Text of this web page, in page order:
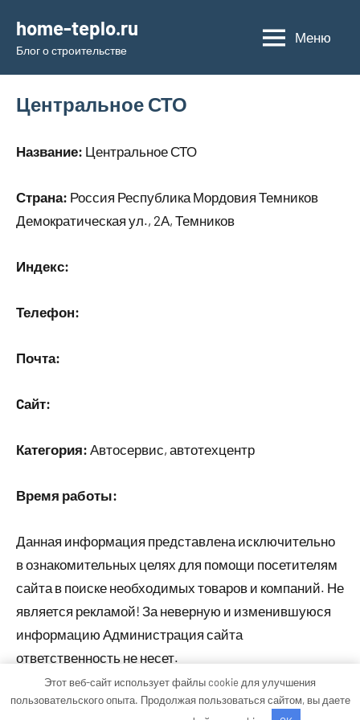
содержимому
home-teplo.ru
Блог о строительстве
Меню
Центральное СТО
Название: Центральное СТО
Страна: Россия Республика Мордовия Темников
Демократическая ул., 2А, Темников
Индекс:
Телефон:
Почта:
Cайт:
Категория: Автосервис, автотехцентр
Время работы:
Данная информация представлена исключительно
в ознакомительных целях для помощи посетителям
сайта в поиске необходимых товаров и компаний. Не
является рекламой! За неверную и изменившуюся
информацию Администрация сайта
ответственность не несет.
Этот веб-сайт использует файлы cookie для улучшения
пользовательского опыта. Продолжая пользоваться сайтом, вы даете